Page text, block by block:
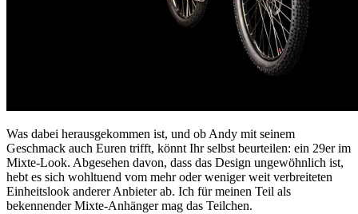
Was dabei herausgekommen ist, und ob Andy mit seinem
Geschmack auch Euren trifft, könnt Ihr selbst beurteilen: ein 29er im
Mixte-Look. Abgesehen davon, dass das Design ungewöhnlich ist,
hebt es sich wohltuend vom mehr oder weniger weit verbreiteten
Einheitslook anderer Anbieter ab. Ich für meinen Teil als
bekennender Mixte-Anhänger mag das Teilchen.